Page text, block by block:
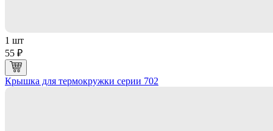
1 шт
55 ₽
Крышка для термокружки серии 702